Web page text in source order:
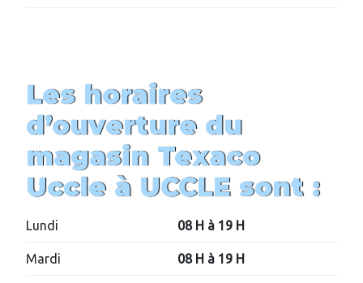
Les horaires
d’ouverture du
magasin Texaco
Uccleà UCCLE sont :
Lundi 08 H à 19 H
Mardi 08 H à 19 H